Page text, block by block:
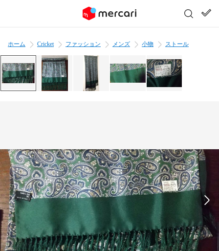
ホーム Cricket ファッション メンズ 小物 ストール